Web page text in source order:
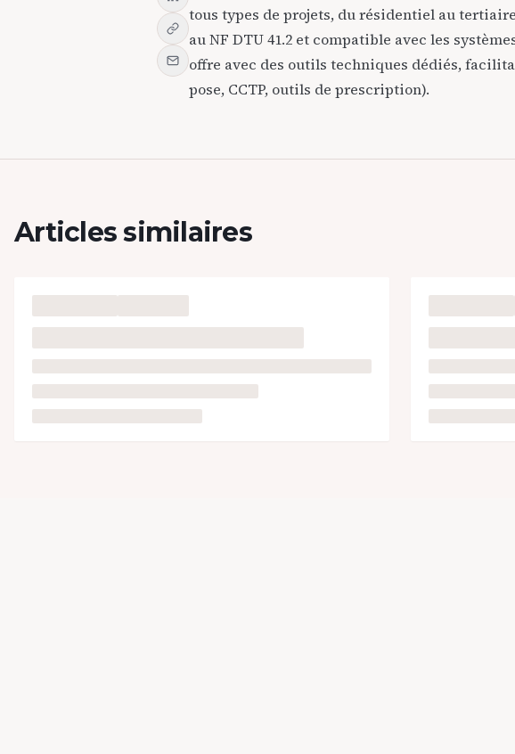
tous types de projets, du résidentiel au
au NF DTU 41.2 et compatible avec les
offre avec des outils techniques dédiés,
pose, CCTP, outils de prescription).
Articles similaires